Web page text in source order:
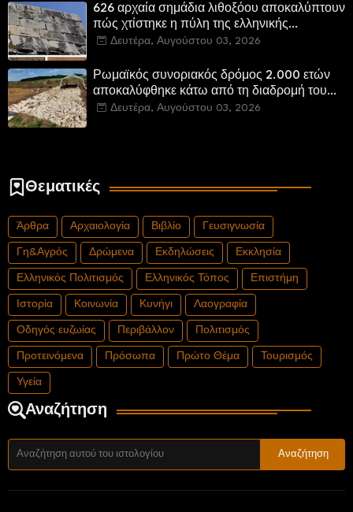
626 αρχαία σημάδια λιθοξόου αποκαλύπτουν
πώς χτίστηκε η πύλη της ελληνικής
Πτολεμαΐδας στη Λιβύη
Δευτέρα, Αυγούστου 03, 2026
Ρωμαϊκός συνοριακός δρόμος 2.000 ετών
αποκαλύφθηκε κάτω από τη διαδρομή του
νέου αυτοκινητόδρομου Α8 της Γερμανίας
Δευτέρα, Αυγούστου 03, 2026
Θεματικές
Άρθρα Αρχαιολογία Βιβλίο Γευσιγνωσία
Γη&Αγρός Δρώμενα Εκδηλώσεις Εκκλησία
Ελληνικός Πολιτισμός Ελληνικός Τόπος Επιστήμη
Ιστορία Κοινωνία Κυνήγι Λαογραφία
Οδηγός ευζωίας Περιβάλλον Πολιτισμός
Προτεινόμενα Πρόσωπα Πρώτο Θέμα Τουρισμός
Υγεία
Αναζήτηση